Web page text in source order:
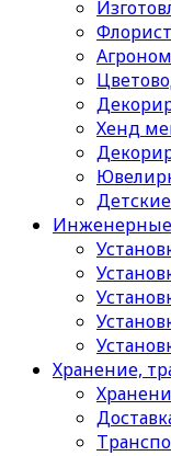
Хенд
Хранение,